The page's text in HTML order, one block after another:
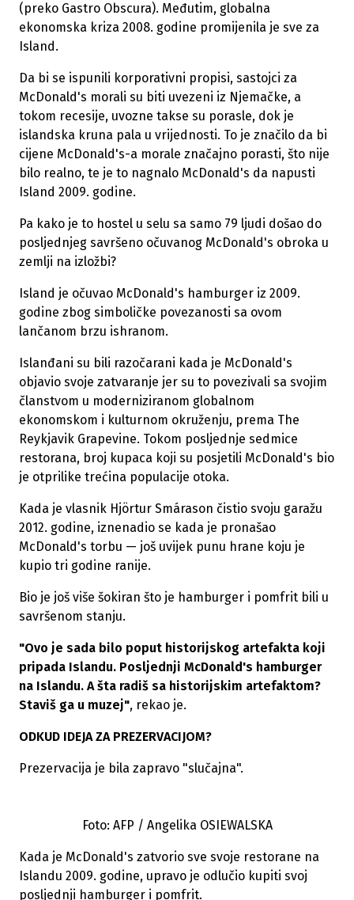
(preko Gastro Obscura). Međutim, globalna
ekonomska kriza 2008. godine promijenila je sve za
Island.
Da bi se ispunili korporativni propisi, sastojci za
McDonald's morali su biti uvezeni iz Njemačke, a
tokom recesije, uvozne takse su porasle, dok je
islandska kruna pala u vrijednosti. To je značilo da bi
cijene McDonald's-a morale značajno porasti, što nije
bilo realno, te je to nagnalo McDonald's da napusti
Island 2009. godine.
Pa kako je to hostel u selu sa samo 79 ljudi došao do
posljednjeg savršeno očuvanog McDonald's obroka u
zemlji na izložbi?
Island je očuvao McDonald's hamburger iz 2009.
godine zbog simboličke povezanosti sa ovom
lančanom brzu ishranom.
Islanđani su bili razočarani kada je McDonald's
objavio svoje zatvaranje jer su to povezivali sa svojim
članstvom u moderniziranom globalnom
ekonomskom i kulturnom okruženju, prema The
Reykjavik Grapevine. Tokom posljednje sedmice
restorana, broj kupaca koji su posjetili McDonald's bio
je otprilike trećina populacije otoka.
Kada je vlasnik Hjörtur Smárason čistio svoju garažu
2012. godine, iznenadio se kada je pronašao
McDonald's torbu — još uvijek punu hrane koju je
kupio tri godine ranije.
Bio je još više šokiran što je hamburger i pomfrit bili u
savršenom stanju.
"Ovo je sada bilo poput historijskog artefakta koji
pripada Islandu. Posljednji McDonald's hamburger
na Islandu. A šta radiš sa historijskim artefaktom?
Staviš ga u muzej", rekao je.
ODKUD IDEJA ZA PREZERVACIJOM?
Prezervacija je bila zapravo "slučajna".
Foto: AFP / Angelika OSIEWALSKA
Kada je McDonald's zatvorio sve svoje restorane na
Islandu 2009. godine, upravo je odlučio kupiti svoj
posljednji hamburger i pomfrit.